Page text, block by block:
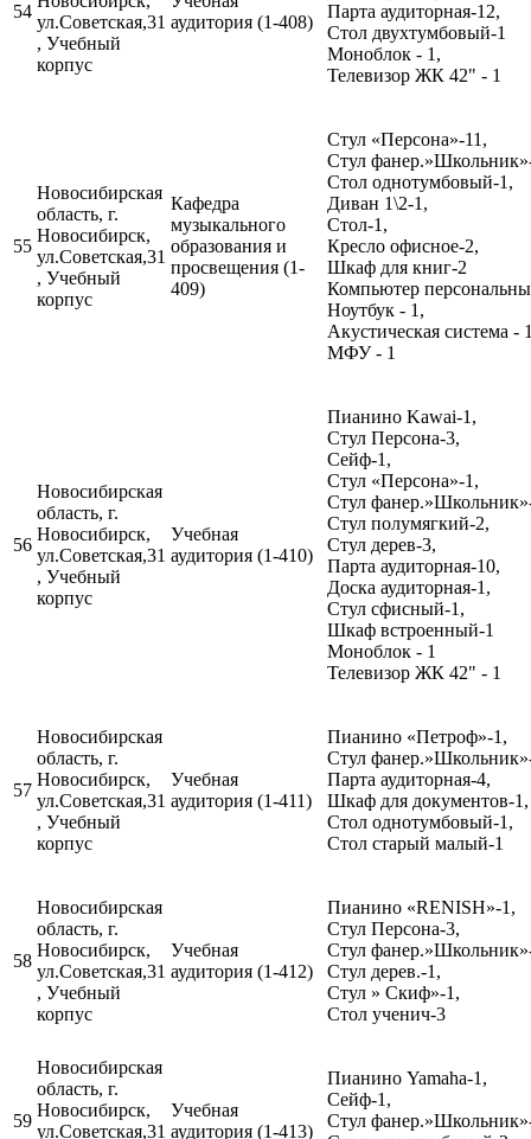
54
ул.Советская,31
, Учебный
корпус
аудитория (1-408)
Парта аудиторная-12,
Стол двухтумбовый-1
Моноблок - 1,
Телевизор ЖК 42" - 1
55
Новосибирская
область, г.
Новосибирск,
ул.Советская,31
, Учебный
корпус
Кафедра
музыкального
образования и
просвещения (1-
409)
Стул «Персона»-11,
Стул
Стол однотумбовый-1,
Диван 1\2-1,
Стол-1,
Кресло офисное-2,
Шкаф для книг-2
Компьютер
Ноутбук - 1,
Акустическая система -
МФУ - 1
56
Новосибирская
область, г.
Новосибирск,
ул.Советская,31
, Учебный
корпус
Учебная
аудитория (1-410)
Пианино Kawai-1,
Стул Персона-3,
Сейф-1,
Стул «Персона»-1,
Стул
Стул полумягкий-2,
Стул дерев-3,
Парта аудиторная-10,
Доска аудиторная-1,
Стул сфисный-1,
Шкаф встроенный-1
Моноблок - 1
Телевизор ЖК 42" - 1
57
Новосибирская
область, г.
Новосибирск,
ул.Советская,31
, Учебный
корпус
Учебная
аудитория (1-411)
Пианино «Петроф»-1,
Стул
Парта аудиторная-4,
Шкаф для документов-1,
Стол однотумбовый-1,
Стол старый малый-1
58
Новосибирская
область, г.
Новосибирск,
ул.Советская,31
, Учебный
корпус
Учебная
аудитория (1-412)
Пианино «RENISH»-1,
Стул Персона-3,
Стул
Стул дерев.-1,
Стул » Скиф»-1,
Стол ученич-3
59
Новосибирская
область, г.
Новосибирск,
ул.Советская,31
Учебная
аудитория (1-413)
Пианино Yamaha-1,
Сейф-1,
Стул